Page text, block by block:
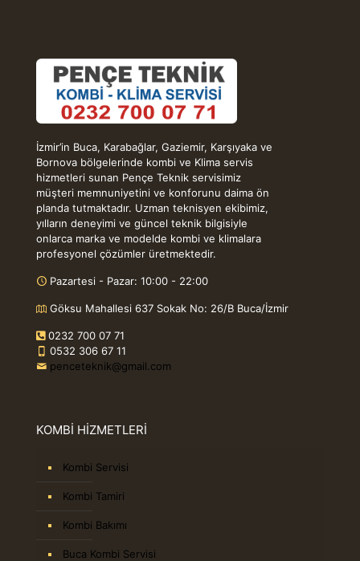
İzmir’in Buca, Karabağlar, Gaziemir, Karşıyaka ve
Bornova bölgelerinde kombi ve Klima servis
hizmetleri sunan Pençe Teknik servisimiz
müşteri memnuniyetini ve konforunu daima ön
planda tutmaktadır. Uzman teknisyen ekibimiz,
yılların deneyimi ve güncel teknik bilgisiyle
onlarca marka ve modelde kombi ve klimalara
profesyonel çözümler üretmektedir.
Pazartesi - Pazar: 10:00 - 22:00
Göksu Mahallesi 637 Sokak No: 26/B Buca/İzmir
0232 700 07 71
0532 306 67 11
penceteknik@gmail.com
KOMBİ HİZMETLERİ
Kombi Servisi
Kombi Tamiri
Kombi Bakımı
Buca Kombi Servisi